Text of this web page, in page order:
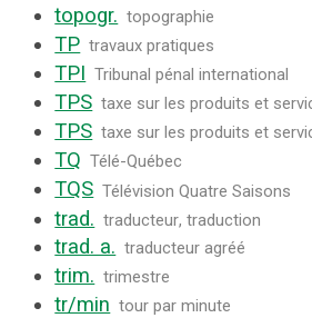
topogr. topographie
TP travaux pratiques
TPI Tribunal pénal international
TPS taxe sur les produits et
TPS taxe sur les produits et
TQ Télé-Québec
TQS Télévision Quatre Saisons
trad. traducteur,traduction
trad. a. traducteur agréé
trim. trimestre
tr/min tour par minute